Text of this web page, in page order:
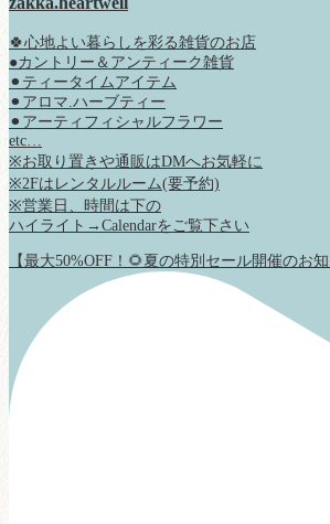
🍀心地よい暮らしを彩る雑貨のお店
●カントリー＆アンティーク雑貨
⚫︎ティータイムアイテム
⚫︎アロマ.ハーブティー
⚫︎アーティフィシャルフラワー
etc…
※お取り置きや通販はDMへお気軽に
※2Fはレンタルルーム(要予約)
※営業日、時間は下の
ハイライト→Calendarをご覧下さい
【最大50%OFF！🌻夏の特別セール開催のお